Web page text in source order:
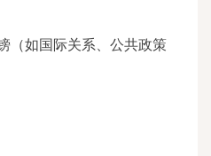
（如国际关系、公共政策